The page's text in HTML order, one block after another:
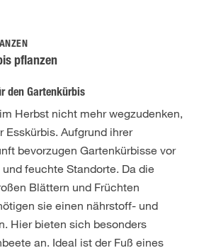
pflanzen
den Gartenkürbis
Herbst nicht mehr wegzudenken,
Esskürbis. Aufgrund ihrer
bevorzugen Gartenkürbisse vor
feuchte Standorte. Da die
Blättern und Früchten
sie einen nährstoff- und
Hier bieten sich besonders
an. Ideal ist der Fuß eines